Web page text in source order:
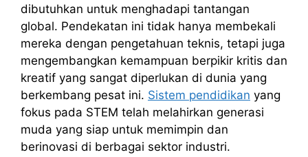
dibutuhkan untuk menghadapi tantangan
global. Pendekatan ini tidak hanya membekali
mereka dengan pengetahuan teknis, tetapi juga
mengembangkan kemampuan berpikir kritis dan
kreatif yang sangat diperlukan di dunia yang
berkembang pesat ini. Sistem pendidikan yang
fokus pada STEM telah melahirkan generasi
muda yang siap untuk memimpin dan
berinovasi di berbagai sektor industri.